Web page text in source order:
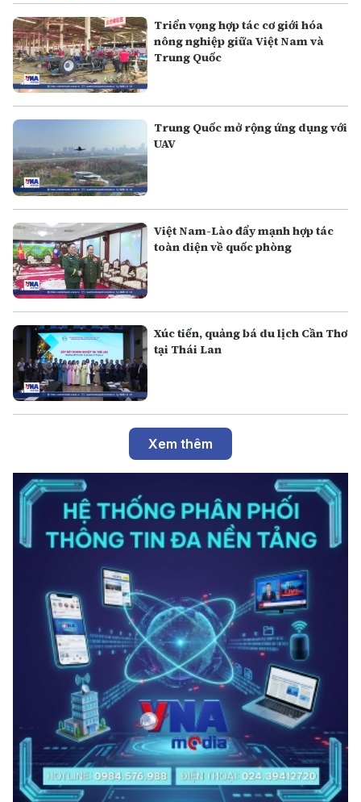
Triển vọng hợp tác cơ giới hóa
nông nghiệp giữa Việt Nam và
Trung Quốc
Trung Quốc mở rộng ứng dụng với
UAV
Việt Nam-Lào đẩy mạnh hợp tác
toàn diện về quốc phòng
Xúc tiến, quảng bá du lịch Cần Thơ
tại Thái Lan
Xem thêm